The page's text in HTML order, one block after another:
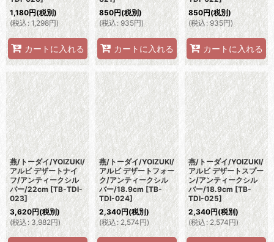
1,180円(税別)
(税込: 1,298円)
カートに入れる
850円(税別)
(税込: 935円)
カートに入れる
850円(税別)
(税込: 935円)
カートに入れる
燕/トーダイ/YOIZUKI/
アルビ デザートナイ
フ/アンティークシル
バー/22cm [TB-TDI-
023]
3,620円(税別)
(税込: 3,982円)
燕/トーダイ/YOIZUKI/
アルビ デザートフォー
ク/アンティークシル
バー/18.9cm [TB-
TDI-024]
2,340円(税別)
(税込: 2,574円)
燕/トーダイ/YOIZUKI/
アルビ デザートスプー
ン/アンティークシル
バー/18.9cm [TB-
TDI-025]
2,340円(税別)
(税込: 2,574円)